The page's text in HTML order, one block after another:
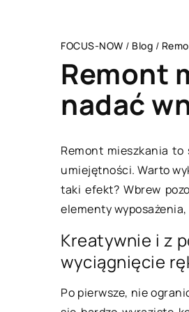
FOCUS-NOW / Blog /
Remont
nadać
Remont mieszkania
umiejętności. Warto
taki efekt? Wbrew
elementy
Kreatywnie i z
wyciągnięcie
Po pierwsze, nie